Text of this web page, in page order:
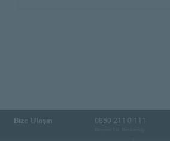
Bize Ulaşın 0850 211 0 111